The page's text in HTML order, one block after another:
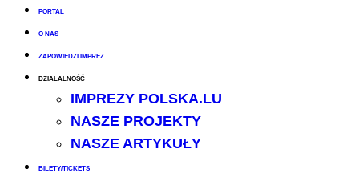
PORTAL
O NAS
ZAPOWIEDZI IMPREZ
DZIAŁALNOŚĆ
IMPREZY POLSKA.LU
NASZE PROJEKTY
NASZE ARTYKUŁY
BILETY/TICKETS